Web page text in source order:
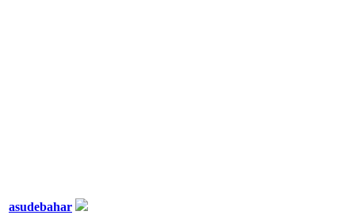
asudebahar